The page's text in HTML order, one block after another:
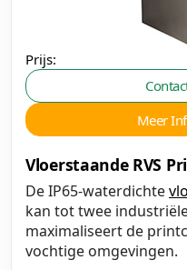
Prijs:
Meer
Vloerstaande RVS
De IP65-waterdichte
kan tot twee
maximaliseert de
vochtige omgevingen.